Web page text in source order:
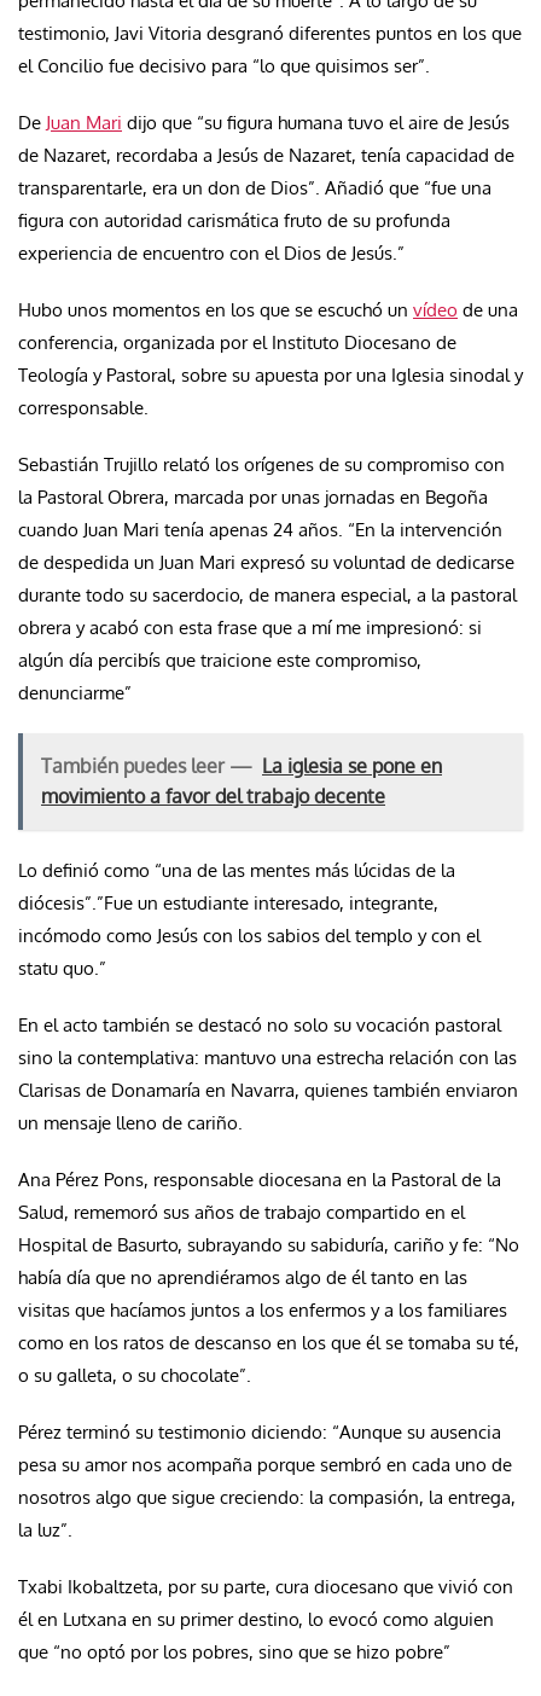
testimonio, Javi Vitoria desgranó diferentes puntos en los que
el Concilio fue decisivo para “lo que quisimos ser”.
De Juan Mari dijo que “su figura humana tuvo el aire de Jesús
de Nazaret, recordaba a Jesús de Nazaret, tenía capacidad de
transparentarle, era un don de Dios”. Añadió que “fue una
figura con autoridad carismática fruto de su profunda
experiencia de encuentro con el Dios de Jesús.”
Hubo unos momentos en los que se escuchó un vídeo de una
conferencia, organizada por el Instituto Diocesano de
Teología y Pastoral, sobre su apuesta por una Iglesia sinodal y
corresponsable.
Sebastián Trujillo relató los orígenes de su compromiso con
la Pastoral Obrera, marcada por unas jornadas en Begoña
cuando Juan Mari tenía apenas 24 años. “En la intervención
de despedida un Juan Mari expresó su voluntad de dedicarse
durante todo su sacerdocio, de manera especial, a la pastoral
obrera y acabó con esta frase que a mí me impresionó: si
algún día percibís que traicione este compromiso,
denunciarme”
También puedes leer — La iglesia se pone en
movimiento a favor del trabajo decente
Lo definió como “una de las mentes más lúcidas de la
diócesis”.”Fue un estudiante interesado, integrante,
incómodo como Jesús con los sabios del templo y con el
statu quo.”
En el acto también se destacó no solo su vocación pastoral
sino la contemplativa: mantuvo una estrecha relación con las
Clarisas de Donamaría en Navarra, quienes también enviaron
un mensaje lleno de cariño.
Ana Pérez Pons, responsable diocesana en la Pastoral de la
Salud, rememoró sus años de trabajo compartido en el
Hospital de Basurto, subrayando su sabiduría, cariño y fe: “No
había día que no aprendiéramos algo de él tanto en las
visitas que hacíamos juntos a los enfermos y a los familiares
como en los ratos de descanso en los que él se tomaba su té,
o su galleta, o su chocolate”.
Pérez terminó su testimonio diciendo: “Aunque su ausencia
pesa su amor nos acompaña porque sembró en cada uno de
nosotros algo que sigue creciendo: la compasión, la entrega,
la luz”.
Txabi Ikobaltzeta, por su parte, cura diocesano que vivió con
él en Lutxana en su primer destino, lo evocó como alguien
que “no optó por los pobres, sino que se hizo pobre”